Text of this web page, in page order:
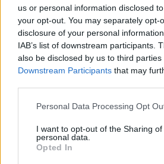
us or personal information disclosed
your opt-out. You may separately opt-
disclosure of your personal
IAB’s list of downstream participants.
also be disclosed by us to third parties
Downstream Participants that may
Personal Data Processing Opt
I want to opt-out of the Sharing of
personal data.
Opted In
15. S E M I T
A
16.
S E T
A
17.
S I M
A
18.
T E M
A
T I E S
A
Desafío 7